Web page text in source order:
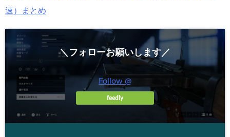
速）まとめ
＼フォローお願いします／
Follow @
feedly